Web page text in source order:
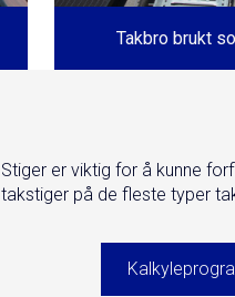
Takbro brukt
Stiger er viktig for å kunne
takstiger på de fleste typer